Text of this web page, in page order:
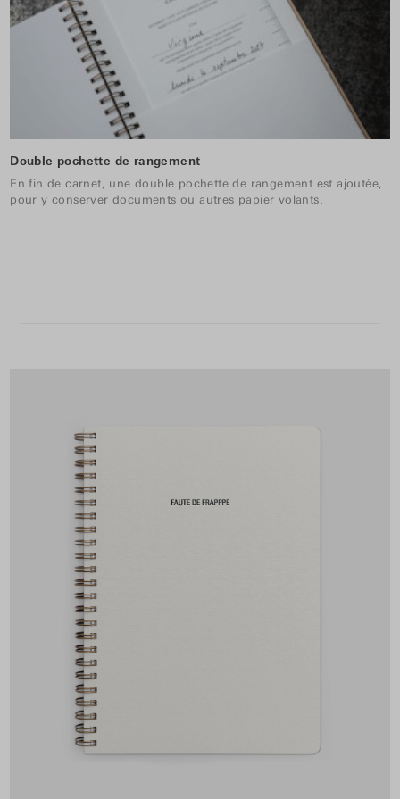
Double pochette de rangement
En fin de carnet, une double pochette de rangement est ajoutée,
pour y conserver documents ou autres papier volants.